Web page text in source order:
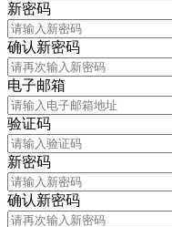
新密码
确认新密码
电子邮箱
验证码
新密码
确认新密码